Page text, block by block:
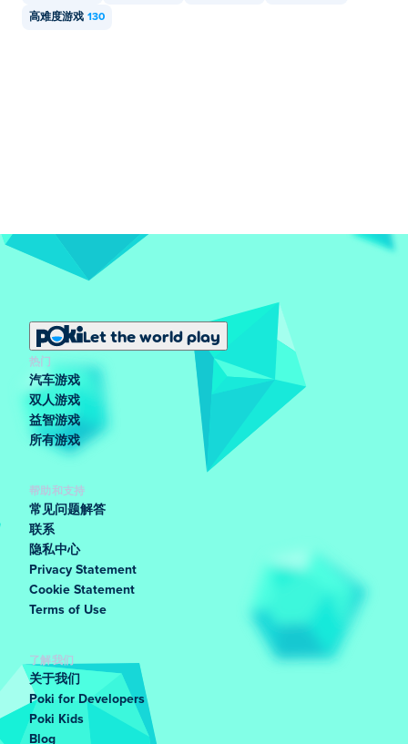
高难度游戏 130
Let the world play
热门
汽车游戏
双人游戏
益智游戏
所有游戏
帮助和支持
常见问题解答
联系
隐私中心
Privacy Statement
Cookie Statement
Terms of Use
了解我们
关于我们
Poki for Developers
Poki Kids
Blog